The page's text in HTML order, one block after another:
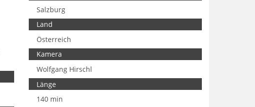
Salzburg
Land
Österreich
Kamera
Wolfgang Hirschl
Länge
140 min